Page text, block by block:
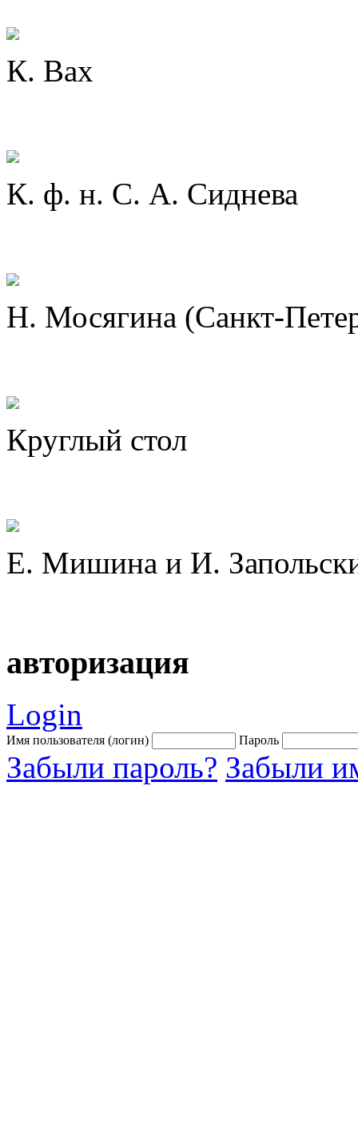
К. Вах
К. ф. н. С. А. Сиднева
Н. Мосягина (Санкт-
Круглый стол
Е. Мишина и И.
авторизация
Login
Имя пользователя (логин) Пароль
Забыли пароль? Забыли